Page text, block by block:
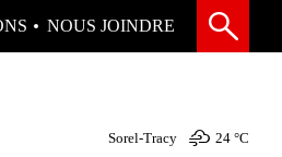
NOUS JOINDRE
Sorel-Tracy 24 °C